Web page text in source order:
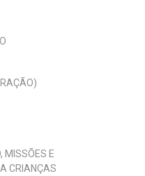
MISSÕES E
CRIANÇAS